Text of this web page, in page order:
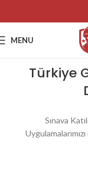
MENU
Türkiye
Sınava